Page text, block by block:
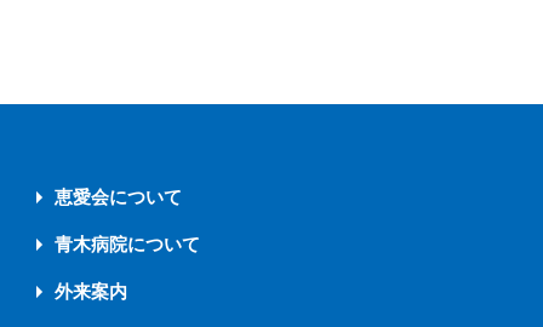
恵愛会について
青木病院について
外来案内